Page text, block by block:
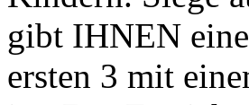
gibt IHNEN
ersten 3 mit